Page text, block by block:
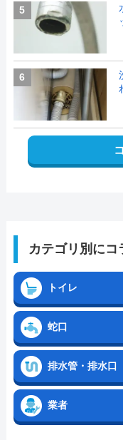
5
6
カテゴリ別にコ
トイレ
蛇口
排水管・排水口
業者